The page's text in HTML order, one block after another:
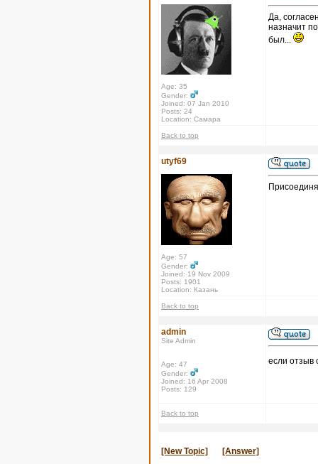
Age: 35
Gender:
Joined: 07 Jan 2010
Posts: 24
Location: Самара
Да,
назначит
был...
Back to top
utyf69
Age: 57
Gender:
Joined: 19 Nov 2009
Posts: 1901
Location: Казань
Back to top
admin
Site Admin
Age: 47
Gender:
Joined: 16 Apr 2008
Posts: 129
если отзыв
Back to top
[New Topic] [Answer]